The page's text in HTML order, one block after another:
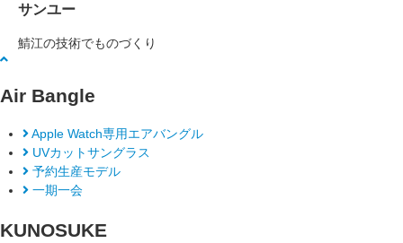
サンユー
鯖江の技術でものづくり
Air Bangle
Apple Watch専用エアバングル
UVカットサングラス
予約生産モデル
一期一会
KUNOSUKE